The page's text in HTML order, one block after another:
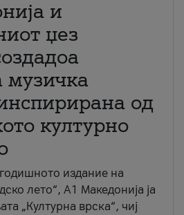
и
џез
музичка
од
културно
издание на
лето“, А1 Македонија ја
„Културна врска“, чиј